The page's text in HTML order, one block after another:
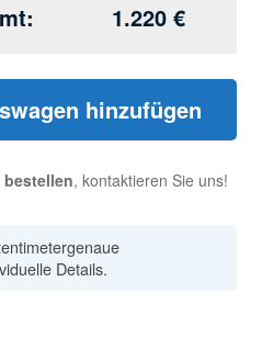
1.220€
hinzufügen
bestellen, kontaktieren Sie uns!
Details.